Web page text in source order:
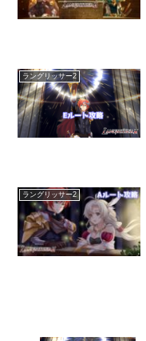
ラングリッサー2
ラングリッサー2